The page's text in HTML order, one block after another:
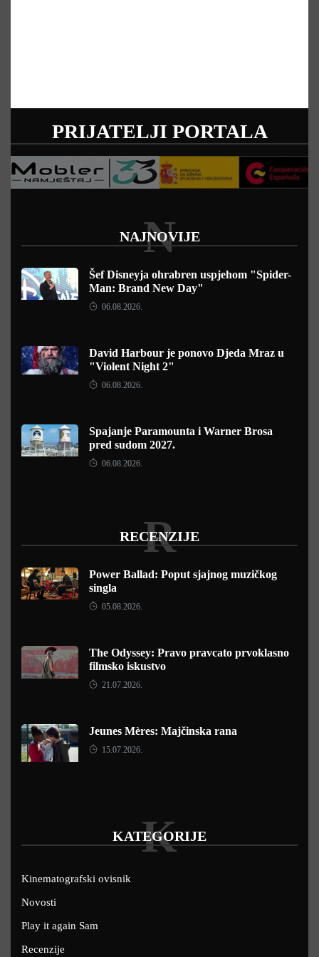
PRIJATELJI PORTALA
NAJNOVIJE
N
Šef Disneyja ohrabren uspjehom "Spider-
Man: Brand New Day"
06.08.2026.
David Harbour je ponovo Djeda Mraz u
"Violent Night 2"
06.08.2026.
Spajanje Paramounta i Warner Brosa
pred sudom 2027.
06.08.2026.
RECENZIJE
R
Power Ballad: Poput sjajnog muzičkog
singla
05.08.2026.
The Odyssey: Pravo pravcato prvoklasno
filmsko iskustvo
21.07.2026.
Jeunes Mères: Majčinska rana
15.07.2026.
KATEGORIJE
K
Kinematografski ovisnik
Novosti
Play it again Sam
Recenzije